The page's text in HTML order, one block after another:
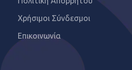
Χρήσιμοι Σύνδεσμοι
Επικοινωνία